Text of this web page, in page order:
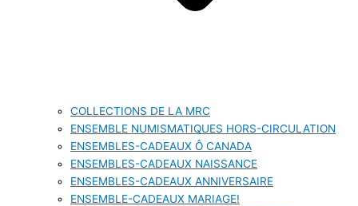
COLLECTIONS DE LA MRC
ENSEMBLE NUMISMATIQUES HORS-CIRCULATION
ENSEMBLES-CADEAUX Ô CANADA
ENSEMBLES-CADEAUX NAISSANCE
ENSEMBLES-CADEAUX ANNIVERSAIRE
ENSEMBLE-CADEAUX MARIAGE!